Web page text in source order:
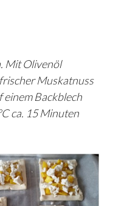
Mit Olivenöl
Muskatnuss
einem Backblech
ca. 15 Minuten